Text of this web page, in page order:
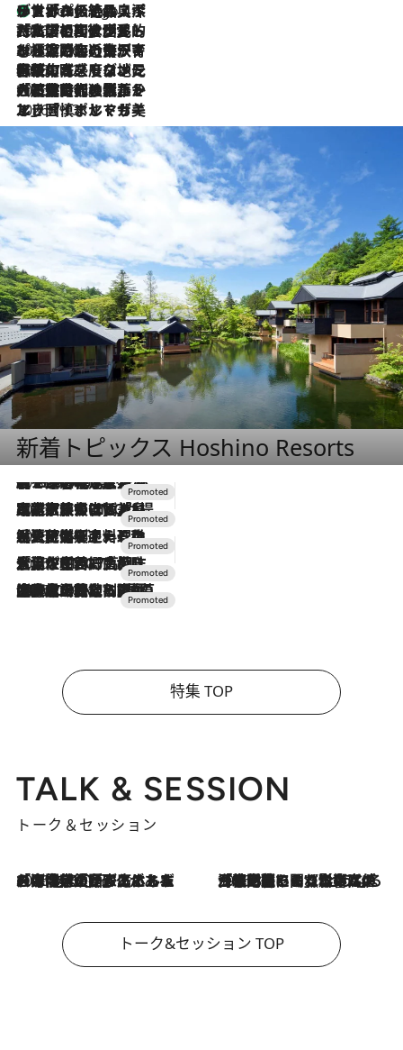
4 Hours Ago
リスボンの絶品スイーツ「パステル・デ・ナタ」とは？ポルトガル伝統の奥深い世界へ
2026.7.27
「私の祖国はポルトガル語です」国民的詩人フェルナンド・ペソアと、彼が愛した文学の街を歩く
2026.7.26
ポルトガル近海が育む極上の海の幸。キリリと冷えた白ワインと愉しむ、シーフード専門店の贅沢
2026.7.22
伝統の味をモダンに昇華。高感度な地元客が集う、リスボンの最旬ガストロノミー
2026.7.21
大航海時代の栄華から、震災、独裁、そして革命へ。ポルトガル・首都リスボンの石畳に刻まれた「歴史の光と影」
2026.7.13
エッセイ・ヤマザキマリ「慎ましくも美しき国 ポルトガル」
新着トピックス Hoshino Resorts
2026.8.7
【トンボの足水浴】ヒノキの香りに包まれて涼感マックス！約13℃の湧水かけ流しを避暑地「星野温泉 トンボの湯」で体験
2026.7.31
【ホテル帰省】という選択肢をOMOが提案。家族とほどよい距離を保つには「昼は実家、夜は気兼ねなくホテルで！」
2026.7.24
【夏限定ディナーコース】旬を迎える稚鮎や花ズッキーニなどをイタリア・トスカーナの郷土料理の手法で満喫！
2026.7.17
「土佐和ハーブかき氷」がOMO7高知に登場！生姜、山椒、大葉など目にも舌にも涼を呼ぶ郷土の味
2026.7.10
NEW OPEN！【界 草津】名湯の地に誕生。趣の異なる2種の温泉と上州ならではの会席・蕎麦割烹など美食を味わう究極の癒やし旅
特集 TOP
TALK & SESSION
トーク＆セッション
2026.8.3
「今後値上げがあるとすれば…」「リスクがあるのは今年の冬」エネルギー専門家が語る、ホルムズ海峡封鎖が家庭にもたらす“ある心配” 2026.8.3
「住宅建てられない…」「サーチャージ料の高値が続いている」ホルムズ海峡封鎖による影響はいつまで続く？《エネルギー専門家に聞く“どうなる日本の暮らし”》
トーク&セッション TOP